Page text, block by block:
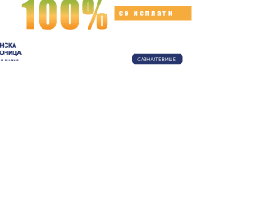
kog Evroliga ne zanima – održavanje forme do
o požarima koji bukte Srbijom: Otkrio gde